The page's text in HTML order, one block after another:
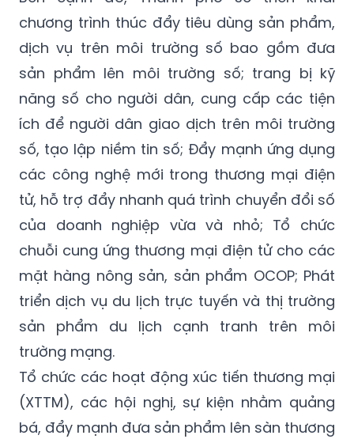
chương trình thúc đẩy tiêu dùng sản phẩm,
dịch vụ trên môi trường số bao gồm đưa
sản phẩm lên môi trường số; trang bị kỹ
năng số cho người dân, cung cấp các tiện
ích để người dân giao dịch trên môi trường
số, tạo lập niềm tin số; Đẩy mạnh ứng dụng
các công nghệ mới trong thương mại điện
tử, hỗ trợ đẩy nhanh quá trình chuyển đổi số
của doanh nghiệp vừa và nhỏ; Tổ chức
chuỗi cung ứng thương mại điện tử cho các
mặt hàng nông sản, sản phẩm OCOP; Phát
triển dịch vụ du lịch trực tuyến và thị trường
sản phẩm du lịch cạnh tranh trên môi
trường mạng.
Tổ chức các hoạt động xúc tiến thương mại
(XTTM), các hội nghị, sự kiện nhằm quảng
bá, đẩy mạnh đưa sản phẩm lên sàn thương